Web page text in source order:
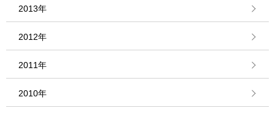
2013年
2012年
2011年
2010年